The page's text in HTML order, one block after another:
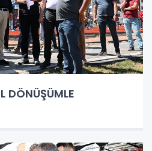
DÖNÜŞÜMLE